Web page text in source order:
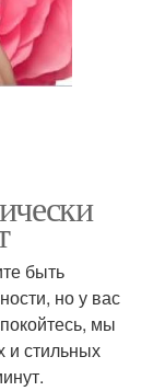
быть
но у вас
мы
и стильных